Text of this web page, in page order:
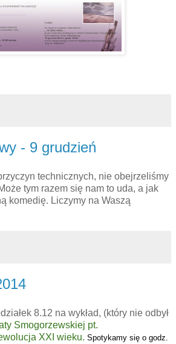
- 9 grudzień
technicznych, nie obejrzeliśmy
tym razem się nam to uda, a jak
komedię. Liczymy na Waszą
8.12 na wykład, (który nie odbył
Smogorzewskiej pt.
XXI wieku. Spotykamy się o godz.